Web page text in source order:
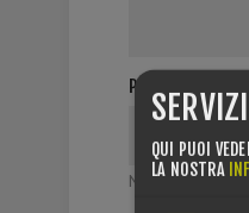
PARTITA IVA:
NOTA: inserire
QUI PUOI
LA NOSTRA